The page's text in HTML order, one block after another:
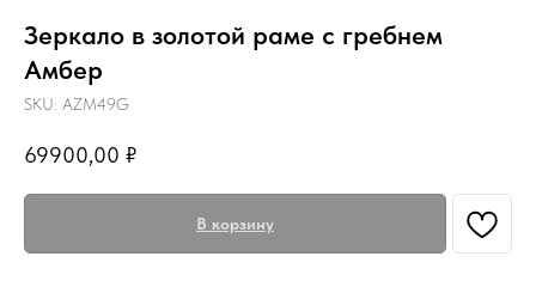
Зеркало в золотой раме с гребнем
Амбер
SKU: AZM49G
69900,00 ₽
В корзину